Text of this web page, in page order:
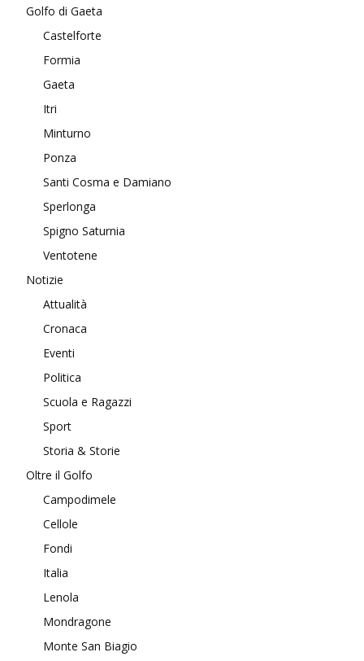
Golfo di Gaeta
Castelforte
Formia
Gaeta
Itri
Minturno
Ponza
Santi Cosma e Damiano
Sperlonga
Spigno Saturnia
Ventotene
Notizie
Attualità
Cronaca
Eventi
Politica
Scuola e Ragazzi
Sport
Storia & Storie
Oltre il Golfo
Campodimele
Cellole
Fondi
Italia
Lenola
Mondragone
Monte San Biagio